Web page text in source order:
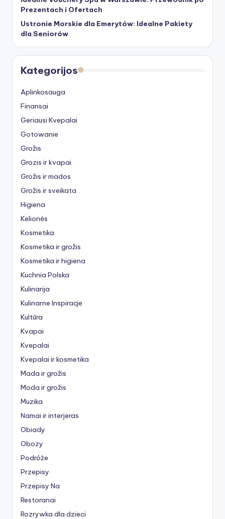
Prezentach i Ofertach
Ustronie Morskie dla Emerytów: Idealne Pakiety
dla Seniorów
Kategorijos
Aplinkosauga
Finansai
Geriausi Kvepalai
Gotowanie
Grožis
Grozis ir kvapai
Grožis ir mados
Grožis ir sveikata
Higiena
Kelionės
Kosmetika
Kosmetika ir grožis
Kosmetika ir higiena
Kuchnia Polska
Kulinarija
Kulinarne Inspiracje
Kultūra
Kvapai
Kvepalai
Kvepalai ir kosmetika
Mada ir grožis
Moda ir grožis
Muzika
Namai ir interjeras
Obiady
Obozy
Podróże
Przepisy
Przepisy Na
Restoranai
Rozrywka dla dzieci